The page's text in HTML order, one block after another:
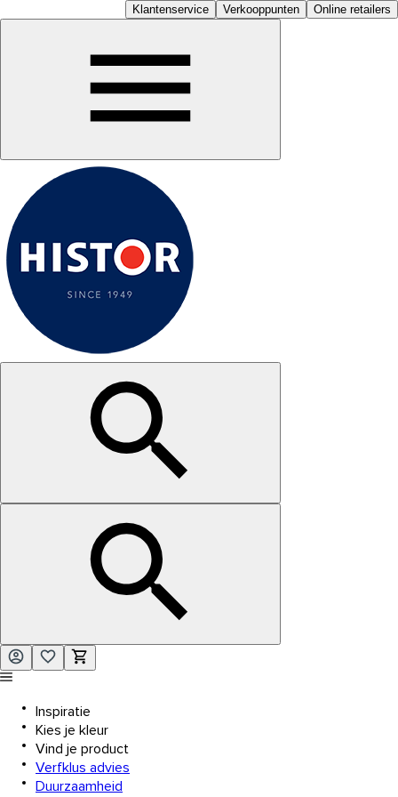
Klantenservice Verkooppunten Online retailers
Inspiratie
Kies je kleur
Vind je product
Verfklus advies
Duurzaamheid